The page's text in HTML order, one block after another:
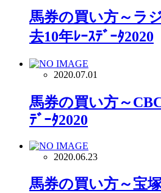
馬券の買い方～ラ
去10年ﾚｰｽﾃﾞｰﾀ2020
2020.07.01
馬券の買い方～
ﾃﾞｰﾀ2020
2020.06.23
馬券の買い方～宝